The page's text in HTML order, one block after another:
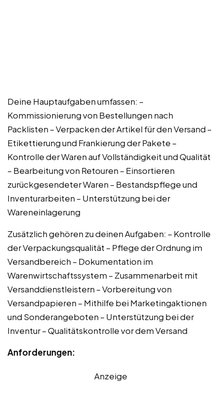
Deine Hauptaufgaben umfassen: –
Kommissionierung von Bestellungen nach
Packlisten – Verpacken der Artikel für den Versand –
Etikettierung und Frankierung der Pakete –
Kontrolle der Waren auf Vollständigkeit und Qualität
– Bearbeitung von Retouren – Einsortieren
zurückgesendeter Waren – Bestandspflege und
Inventurarbeiten – Unterstützung bei der
Wareneinlagerung
Zusätzlich gehören zu deinen Aufgaben: – Kontrolle
der Verpackungsqualität – Pflege der Ordnung im
Versandbereich – Dokumentation im
Warenwirtschaftssystem – Zusammenarbeit mit
Versanddienstleistern – Vorbereitung von
Versandpapieren – Mithilfe bei Marketingaktionen
und Sonderangeboten – Unterstützung bei der
Inventur – Qualitätskontrolle vor dem Versand
Anforderungen:
Anzeige